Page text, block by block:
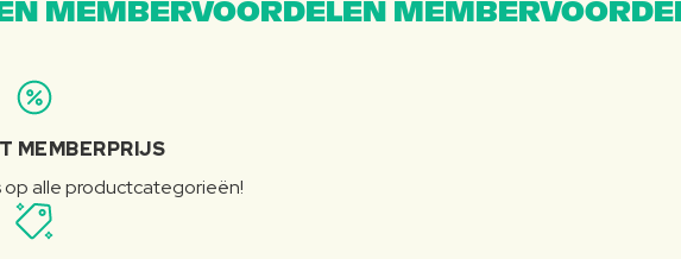
MEMBERVOORDELEN
MEMBERPRIJS
alle productcategorieën!